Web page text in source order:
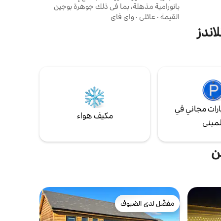
بانورامية مذهلة، بما في ذلك جوهرة بوجين
الشهيرة، يعد هذا الملاذ المريح مثاليًا لمحبي
القيمة · عائلي · واي فاي
مجاني في
مكيف هواء
مفضّل لدى الضيوف
مفضّل لدى الضيوف